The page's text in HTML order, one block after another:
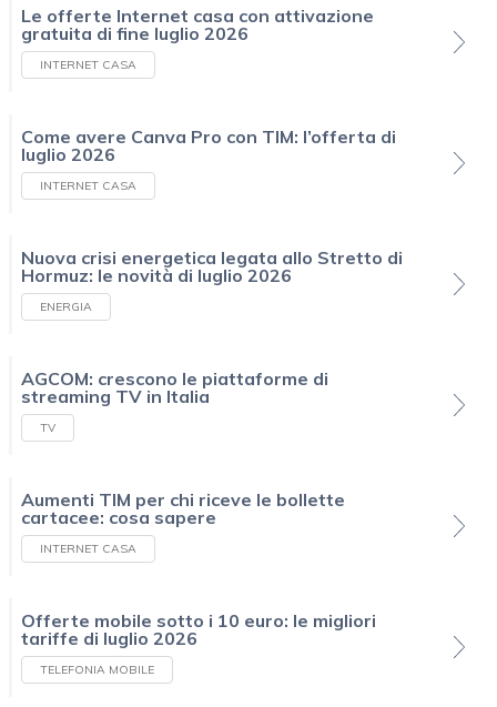
Le offerte Internet casa con attivazione
gratuita di fine luglio 2026
INTERNET CASA
Come avere Canva Pro con TIM: l’offerta di
luglio 2026
INTERNET CASA
Nuova crisi energetica legata allo Stretto di
Hormuz: le novità di luglio 2026
ENERGIA
AGCOM: crescono le piattaforme di
streaming TV in Italia
TV
Aumenti TIM per chi riceve le bollette
cartacee: cosa sapere
INTERNET CASA
Offerte mobile sotto i 10 euro: le migliori
tariffe di luglio 2026
TELEFONIA MOBILE